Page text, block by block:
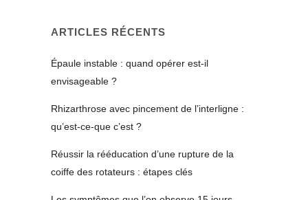
ARTICLES RÉCENTS
Épaule instable : quand opérer est-il
envisageable ?
Rhizarthrose avec pincement de l’interligne :
qu’est-ce-que c’est ?
Réussir la rééducation d’une rupture de la
coiffe des rotateurs : étapes clés